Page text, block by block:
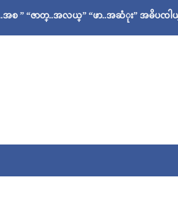
..အလယ္” “ဖာ..အဆံုး” အဓိပၸါယ္